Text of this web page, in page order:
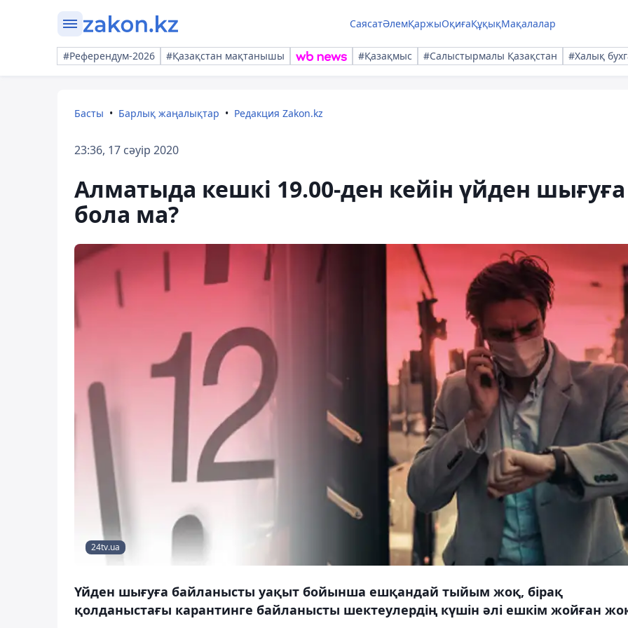
СаясатӘлемҚаржыОқиғаҚұқықМақалалар
#Референдум-2026 #Қазақстан мақтанышы #Қазақмыс #Салыстырмалы Қазақстан #Халық
Басты Барлық жаңалықтар Редакция Zakon.kz
23:36, 17 сәуір 2020
Алматыда кешкі 19.00-ден кейін үйден шығуға
бола ма?
24tv.ua
Үйден шығуға байланысты уақыт бойынша ешқандай тыйым жоқ, бірақ
қолданыстағы карантинге байланысты шектеулердің күшін әлі ешкім жойған